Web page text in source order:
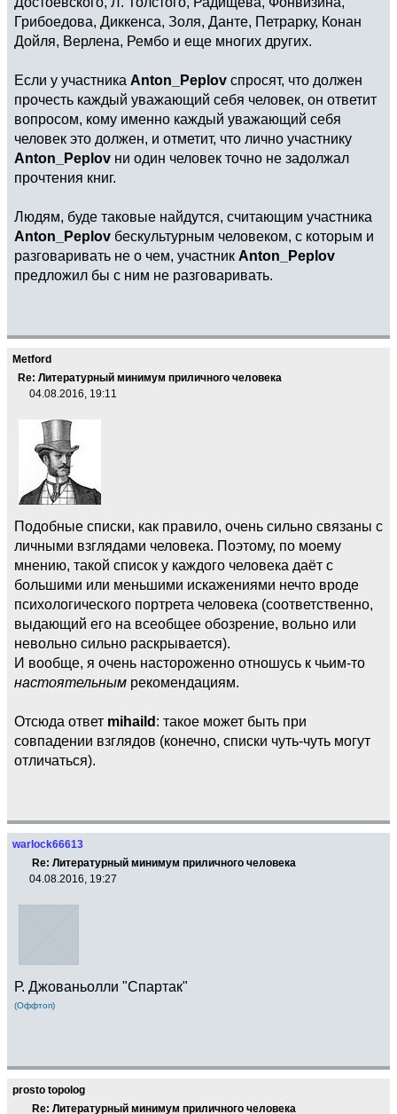
Грибоедова, Диккенса, Золя, Данте, Петрарку, Конан
Дойля, Верлена, Рембо и еще многих других.
Если у участника Anton_Peplov спросят, что должен
прочесть каждый уважающий себя человек, он ответит
вопросом, кому именно каждый уважающий себя
человек это должен, и отметит, что лично участнику
Anton_Peplov ни один человек точно не задолжал
прочтения книг.
Людям, буде таковые найдутся, считающим участника
Anton_Peplov бескультурным человеком, с которым и
разговаривать не о чем, участник Anton_Peplov
предложил бы с ним не разговаривать.
Metford
Re: Литературный минимум приличного человека
04.08.2016, 19:11
Подобные списки, как правило, очень сильно связаны с
личными взглядами человека. Поэтому, по моему
мнению, такой список у каждого человека даёт с
большими или меньшими искажениями нечто вроде
психологического портрета человека (соответственно,
выдающий его на всеобщее обозрение, вольно или
невольно сильно раскрывается).
И вообще, я очень настороженно отношусь к чьим-то
настоятельным рекомендациям.
Отсюда ответ mihaild: такое может быть при
совпадении взглядов (конечно, списки чуть-чуть могут
отличаться).
warlock66613
Re: Литературный минимум приличного человека
04.08.2016, 19:27
Р. Джованьолли "Спартак"
(Оффтоп)
prosto topolog
Re: Литературный минимум приличного человека